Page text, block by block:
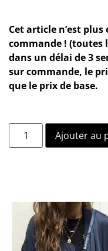
Cet article n’est
commande ! (toutes
dans un délai de 3
sur commande, le
que le prix de base.
Ajouter au